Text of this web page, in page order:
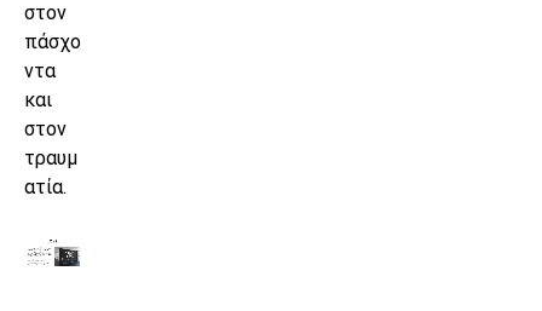
στον
πάσχο
ντα
και
στον
τραυμ
ατία.